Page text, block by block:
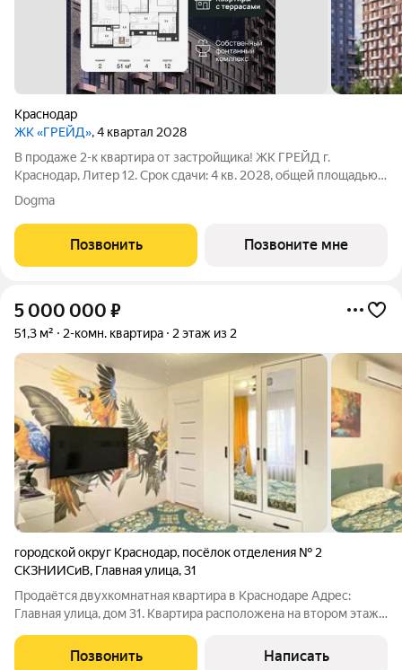
Краснодар
ЖК «ГРЕЙД», 4 квартал 2028
В продаже 2-к квартира от застройщика! ЖК ГРЕЙД г.
Краснодар, Литер 12. Срок сдачи: 4 кв. 2028, общей площадью
51 кв.м., на 4 этаже. ГРЕЙД от DOGMA: квартал бизнес-класса.
Никогда неоклассика не была представлена в краснодарской
архитектуре с таким
Dogma
Позвонить Позвоните мне
5 000 000 ₽
51,3 м² 2-комн. квартира 2 этаж из 2
городской округ Краснодар, посёлок отделения № 2
СКЗНИИСиВ, Главная улица,31
Продаётся двухкомнатная квартира в Краснодаре Адрес:
Главная улица, дом 31. Квартира расположена на втором этаже
Высота потолков 2,5 метра, что придаёт квартире особую
Позвонить Написать